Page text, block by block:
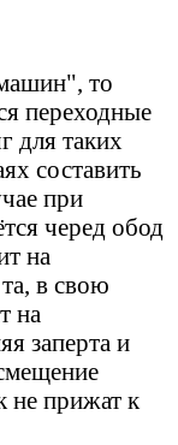
то
переходные
для таких
составить
при
черед обод
на
в свою
на
заперта и
не прижат к